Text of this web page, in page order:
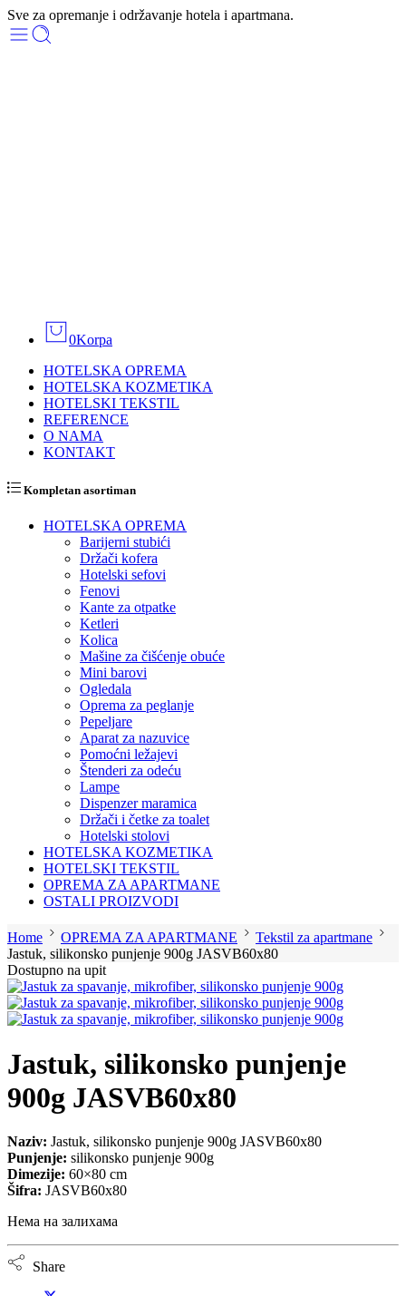
Sve za opremanje i održavanje hotela i apartmana.
0Korpa
HOTELSKA OPREMA
HOTELSKA KOZMETIKA
HOTELSKI TEKSTIL
REFERENCE
O NAMA
KONTAKT
Kompletan asortiman
HOTELSKA OPREMA
Barijerni stubići
Držači kofera
Hotelski sefovi
Fenovi
Kante za otpatke
Ketleri
Kolica
Mašine za čišćenje obuće
Mini barovi
Ogledala
Oprema za peglanje
Pepeljare
Aparat za nazuvice
Pomoćni ležajevi
Štenderi za odeću
Lampe
Dispenzer maramica
Držači i četke za toalet
Hotelski stolovi
HOTELSKA KOZMETIKA
HOTELSKI TEKSTIL
OPREMA ZA APARTMANE
OSTALI PROIZVODI
Home OPREMA ZA APARTMANE
Tekstil za apartmane
Jastuk, silikonsko punjenje 900g JASVB60x80
Dostupno na upit
Jastuk, silikonsko punjenje
900g JASVB60x80
Naziv: Jastuk, silikonsko punjenje 900g JASVB60x80
Punjenje: silikonsko punjenje 900g
Dimezije: 60×80 cm
Šifra: JASVB60x80
Нема на залихама
Share